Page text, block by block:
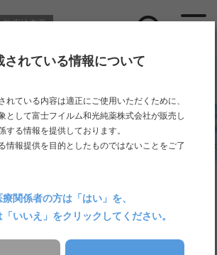
臨床検査薬
覧 > セミナー・展示 > 「第65回 日本臨床化学会
2025.10.08
床化学会年次学術集会 ランチョ
のお知らせ
されている情報について
れている内容は適正にご使用いただくために、
として富士フイルム和光純薬株式会社が販売し
する情報を提供しております。
情報提供を目的としたものではないことをご了
療関係者の方は「はい」を、
いいえ」をクリックしてください。